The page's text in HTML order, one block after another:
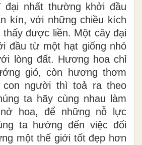
nhất thường khởi đầu
kín, với những chiều kích
thấy được liền. Một cây đại
đầu từ một hạt giống nhỏ
lòng đất. Hương hoa chỉ
gió, còn hương thơm
con người thì toả ra theo
ta hãy cùng nhau làm
hoa, để những nỗ lực
ta hướng đến việc đối
một thế giới tốt đẹp hơn